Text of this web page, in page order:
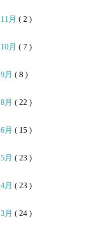
11月 ( 2 )
10月 ( 7 )
9月 ( 8 )
8月 ( 22 )
6月 ( 15 )
5月 ( 23 )
4月 ( 23 )
3月 ( 24 )